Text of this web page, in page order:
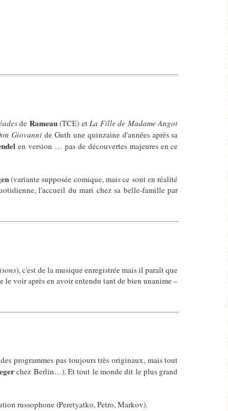
de Rameau(TCE) etLa Fille de Madame Angot
Giovannide Guth une quinzaine d'années après sa
en version … pas de découvertes majeures en ce
(variante supposée comique, mais ce sont en réalité
l'accueil du mari chez sa belle-famille par
), c'est de la musique enregistrée mais il paraît que
le voir après en avoir entendu tant de bien unanime –
programmes pas toujours très originaux, mais tout
chez Berlin…). Et tout le monde dit le plus grand
russophone (Peretyatko, Petro, Markov).